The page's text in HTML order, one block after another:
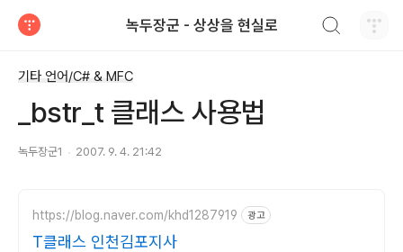
녹두장군 - 상상을 현실로
기타 언어/C# & MFC
_bstr_t 클래스 사용법
녹두장군1 2007. 9. 4. 21:42
https://blog.naver.com/khd1287919 광고
T클래스 인천김포지사